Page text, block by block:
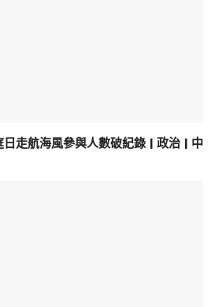
走航海風參與人數破紀錄 | 政治 | 中